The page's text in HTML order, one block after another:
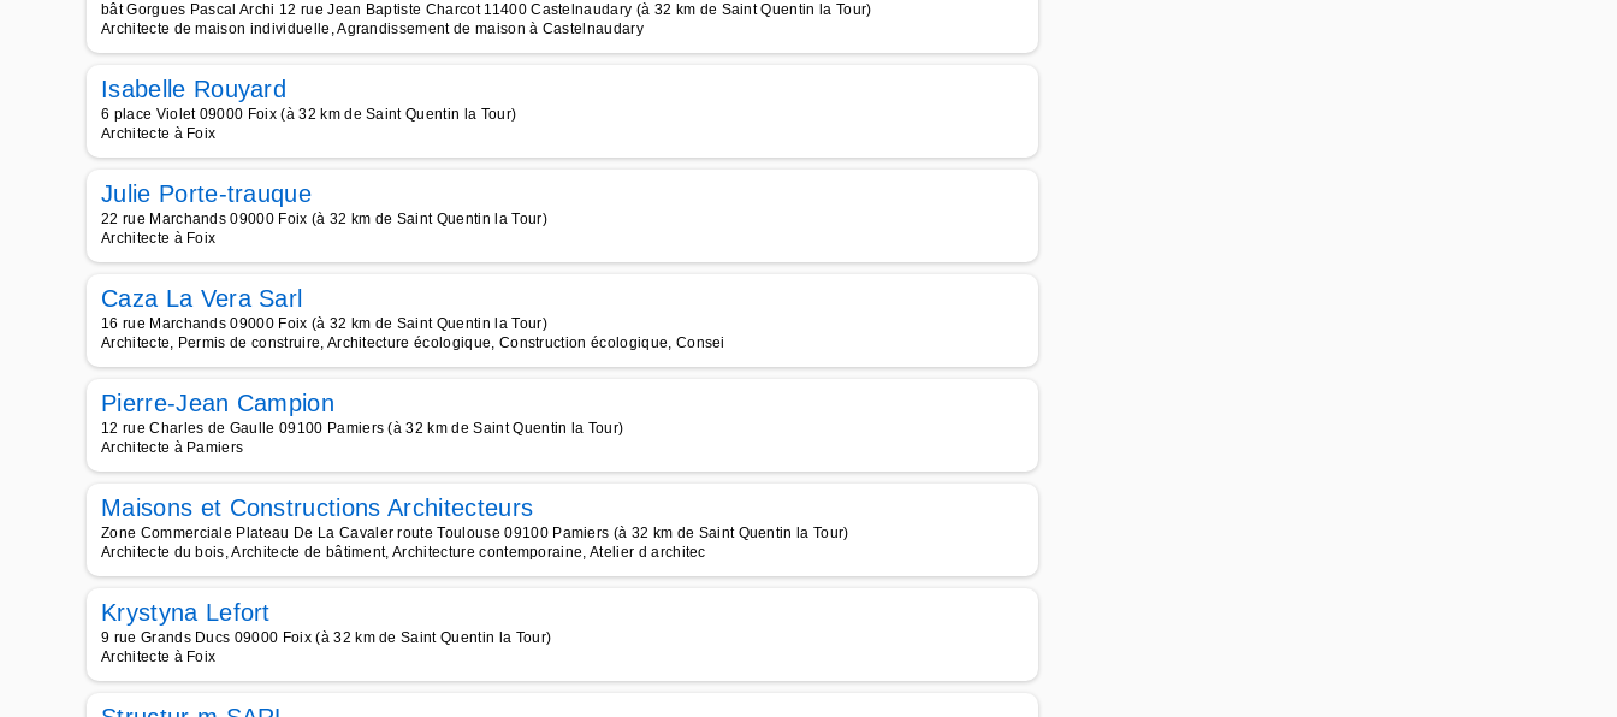
bât Gorgues Pascal Archi 12 rue Jean Baptiste Charcot 11400 Castelnaudary (à 32 km de Saint Quentin la Tour)
Architecte de maison individuelle, Agrandissement de maison à Castelnaudary
Isabelle Rouyard
6 place Violet 09000 Foix (à 32 km de Saint Quentin la Tour)
Architecte à Foix
Julie Porte-trauque
22 rue Marchands 09000 Foix (à 32 km de Saint Quentin la Tour)
Architecte à Foix
Caza La Vera Sarl
16 rue Marchands 09000 Foix (à 32 km de Saint Quentin la Tour)
Architecte, Permis de construire, Architecture écologique, Construction écologique, Consei
Pierre-Jean Campion
12 rue Charles de Gaulle 09100 Pamiers (à 32 km de Saint Quentin la Tour)
Architecte à Pamiers
Maisons et Constructions Architecteurs
Zone Commerciale Plateau De La Cavaler route Toulouse 09100 Pamiers (à 32 km de Saint Quentin la Tour)
Architecte du bois, Architecte de bâtiment, Architecture contemporaine, Atelier d architec
Krystyna Lefort
9 rue Grands Ducs 09000 Foix (à 32 km de Saint Quentin la Tour)
Architecte à Foix